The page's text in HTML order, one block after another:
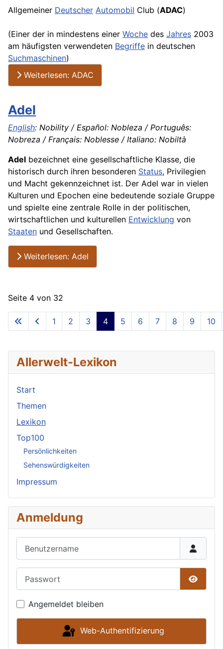
Allgemeiner Deutscher Automobil Club (ADAC)
(Einer der in mindestens einer Woche des Jahres 2003
am häufigsten verwendeten Begriffe in deutschen
Suchmaschinen)
Weiterlesen: ADAC
Adel
English: Nobility / Español: Nobleza / Português:
Nobreza / Français: Noblesse / Italiano: Nobiltà
Adel bezeichnet eine gesellschaftliche Klasse, die
historisch durch ihren besonderen Status, Privilegien
und Macht gekennzeichnet ist. Der Adel war in vielen
Kulturen und Epochen eine bedeutende soziale Gruppe
und spielte eine zentrale Rolle in der politischen,
wirtschaftlichen und kulturellen Entwicklung von
Staaten und Gesellschaften.
Weiterlesen: Adel
Seite 4 von 32
1 2 3 4 5 6 7 8 9 10
Allerwelt-Lexikon
Start
Themen
Lexikon
Top100
Persönlichkeiten
Sehenswürdigkeiten
Impressum
Anmeldung
Angemeldet bleiben
Web-Authentifizierung